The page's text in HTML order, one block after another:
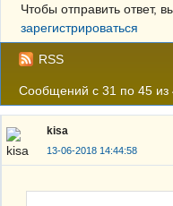
Регистрация
Вход
Чтобы отправить ответ,
зарегистрироваться
RSS
Сообщений с 31 по 45 из
kisa
13-06-2018 14:44:58